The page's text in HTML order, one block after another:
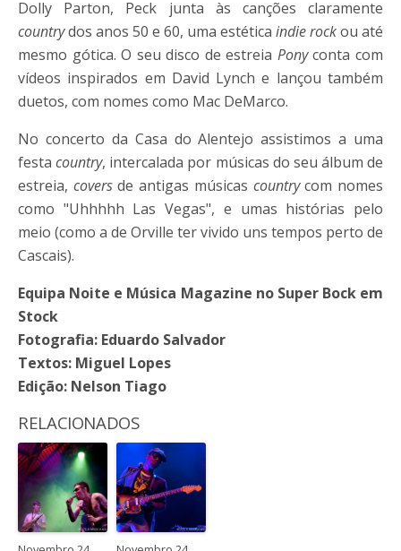
Dolly Parton, Peck junta às canções claramente
countrydos anos 50 e 60, uma estética indie rockou até
mesmo gótica. O seu disco de estreia Ponyconta com
vídeos inspirados em David Lynch e lançou também
duetos, com nomes como Mac DeMarco.
No concerto da Casa do Alentejo assistimos a uma
festacountry, intercalada por músicas do seu álbum de
estreia, coversde antigas músicas countrycom nomes
como "Uhhhhh Las Vegas", e umas histórias pelo
meio (como a de Orville ter vivido uns tempos perto de
Cascais).
Equipa Noite e Música Magazine no Super Bock em
Stock
Fotografia: Eduardo Salvador
Textos: Miguel Lopes
Edição: Nelson Tiago
RELACIONADOS